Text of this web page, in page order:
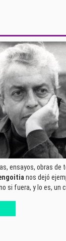
ensayos, obras de
nos dejó
si fuera, y lo es, un